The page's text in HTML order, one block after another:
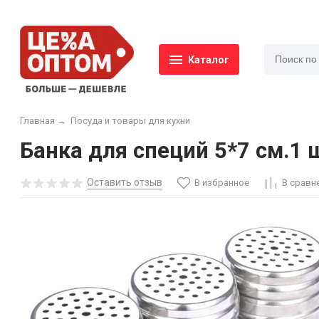
Каталог
Главная → Посуда и товары для кухни
Банка для специй 5*7 см.1
Оставить отзыв В избранное В